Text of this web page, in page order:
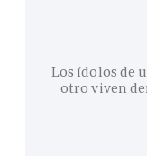
Los ídolos de
otro viven